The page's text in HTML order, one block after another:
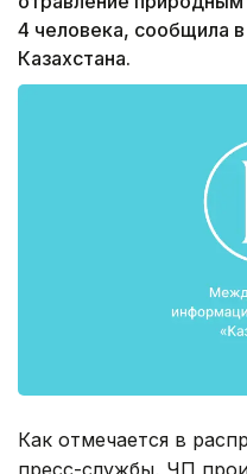
4 человека, сообщила
Казахстана.
Как отмечается в
пресс-службы, ЧП